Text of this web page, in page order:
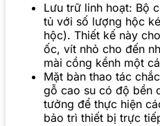
Lưu trữ linh hoạt: Bộ
tủ với số lượng hộc
hộc). Thiết kế này
ốc, vít nhỏ cho đến
mài cồng kềnh một
Mặt bàn thao tác
gỗ cao su có độ bền
tưởng để thực hiện
bảo trì thiết bị trực